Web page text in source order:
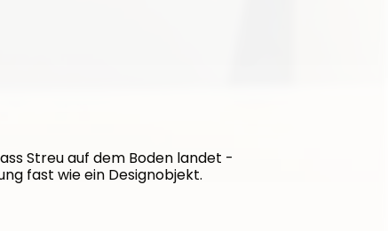
Streu auf dem Boden landet -
fast wie ein Designobjekt.